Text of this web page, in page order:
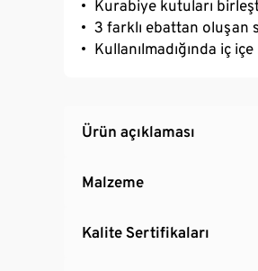
Kurabiye kutuları
3 farklı ebattan oluşan
Kullanılmadığında iç
Ürün açıklaması
Malzeme
Kalite Sertifikaları